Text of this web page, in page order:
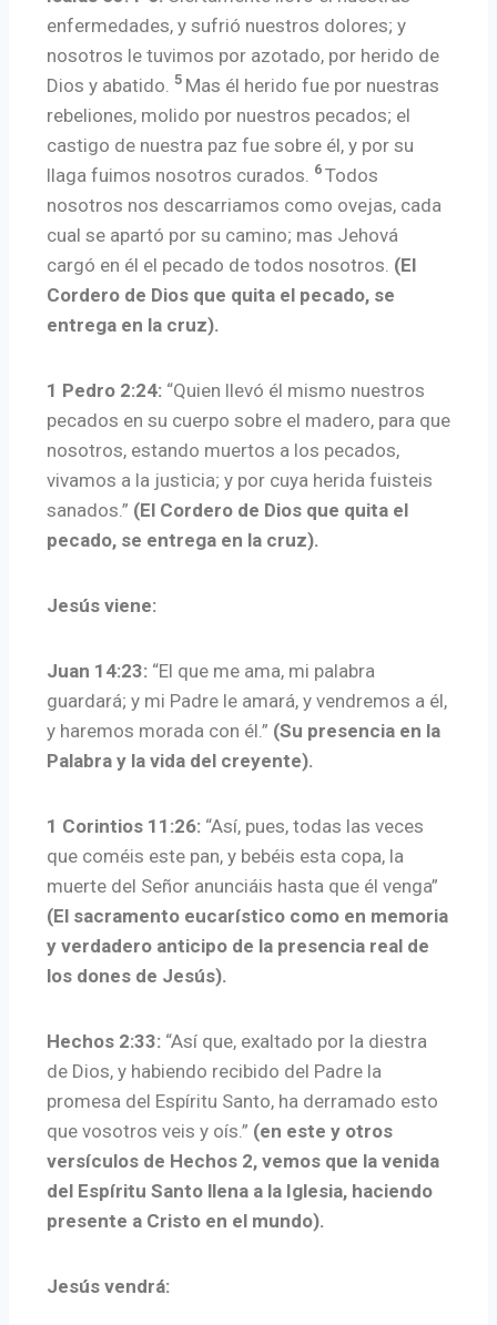
enfermedades, y sufrió nuestros dolores; y
nosotros le tuvimos por azotado, por herido de
Dios y abatido.
5 Mas él herido fue por nuestras
rebeliones, molido por nuestros pecados; el
castigo de nuestra paz fue sobre él, y por su
llaga fuimos nosotros curados.
6 Todos
nosotros nos descarriamos como ovejas, cada
cual se apartó por su camino; mas Jehová
cargó en él el pecado de todos nosotros. (El
Cordero de Dios que quita el pecado, se
entrega en la cruz).
1 Pedro 2:24: “Quien llevó él mismo nuestros
pecados en su cuerpo sobre el madero, para que
nosotros, estando muertos a los pecados,
vivamos a la justicia; y por cuya herida fuisteis
sanados.” (El Cordero de Dios que quita el
pecado, se entrega en la cruz).
Jesús viene:
Juan 14:23: “El que me ama, mi palabra
guardará; y mi Padre le amará, y vendremos a él,
y haremos morada con él.” (Su presencia en la
Palabra y la vida del creyente).
1 Corintios 11:26: “Así, pues, todas las veces
que coméis este pan, y bebéis esta copa, la
muerte del Señor anunciáis hasta que él venga”
(El sacramento eucarístico como en memoria
y verdadero anticipo de la presencia real de
los dones de Jesús).
Hechos 2:33: “Así que, exaltado por la diestra
de Dios, y habiendo recibido del Padre la
promesa del Espíritu Santo, ha derramado esto
que vosotros veis y oís.” (en este y otros
versículos de Hechos 2, vemos que la venida
del Espíritu Santo llena a la Iglesia, haciendo
presente a Cristo en el mundo).
Jesús vendrá: